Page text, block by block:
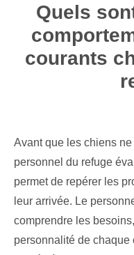
Quels
courants
Avant que les chiens
personnel du refuge
permet de repérer les
leur arrivée. Le
comprendre les
personnalité de